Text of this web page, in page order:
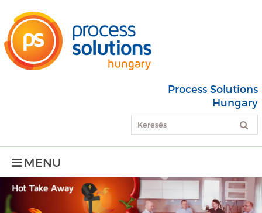
Process Solutions
Hungary
MENU